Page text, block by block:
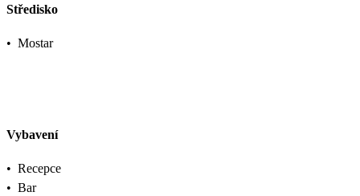
Středisko
• Mostar
Vybavení
• Recepce
• Bar